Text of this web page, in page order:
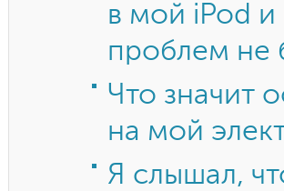
в мой iPod и
проблем не
Что значит
на мой
Я слышал,